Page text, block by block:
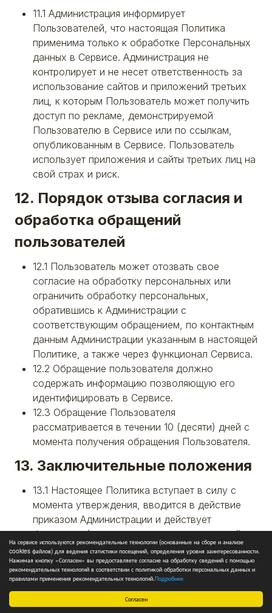
На сервисе используются рекомендательные технологии (основанные на сборе и анализе
cookies файлов) для ведения статистики посещений, определения уровня заинтересованности.
Нажимая кнопку «Согласен» вы предоставляете согласие на обработку сведений с помощью
рекомендательных технологий в соответствии с политикой обработки персональных данных и
правилами применения рекомендательных технологий.Подробнее
Согласен
11.1 Администрация информирует
Пользователей, что настоящая Политика
применима только к обработке Персональных
данных в Сервисе. Администрация не
контролирует и не несет ответственность за
использование сайтов и приложений третьих
лиц, к которым Пользователь может получить
доступ по рекламе, демонстрируемой
Пользователю в Сервисе или по ссылкам,
опубликованным в Сервисе. Пользователь
использует приложения и сайты третьих лиц на
свой страх и риск.
12. Порядок отзыва согласия и
обработка обращений
пользователей
12.1 Пользователь может отозвать свое
согласие на обработку персональных или
ограничить обработку персональных,
обратившись к Администрации с
соответствующим обращением, по контактным
данным Администрации указанным в настоящей
Политике, а также через функционал Сервиса.
12.2 Обращение пользователя должно
содержать информацию позволяющую его
идентифицировать в Сервисе.
12.3 Обращение Пользователя
рассматривается в течении 10 (десяти) дней с
момента получения обращения Пользователя.
13. Заключительные положения
13.1 Настоящее Политика вступает в силу с
момента утверждения, вводится в действие
приказом Администрации и действует
бессрочно (до отмены или замены ее новой
версией Политики).
13.2 Положения настоящей политики
распространяются на Администрацию и
Пользователей.
13.3 Администрация имеет право в